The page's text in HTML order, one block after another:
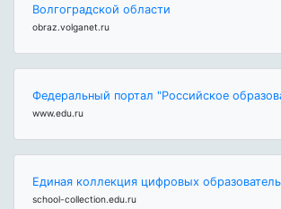
Волгоградской области
obraz.volganet.ru
Федеральный портал "Российское
www.edu.ru
Единая коллекция цифровых
school-collection.edu.ru